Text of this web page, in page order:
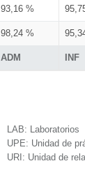
ADM INF
93,16 %
98,24 %
LAB: Laboratorios
UPE: Unidad de
URI: Unidad de